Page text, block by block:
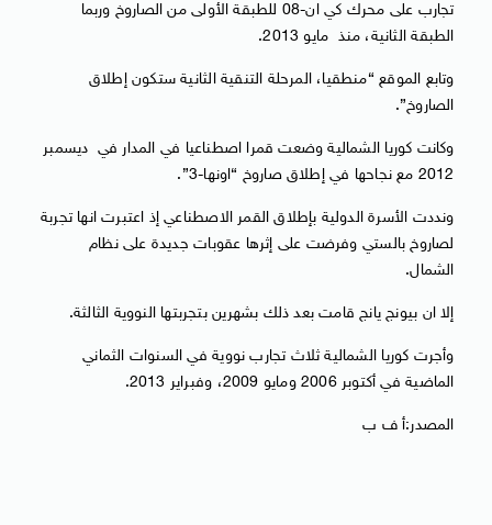
تجارب على محرك كي ان-08 للطبقة الأولى من الصاروخ وربما
الطبقة الثانية، منذ مايو 2013.
وتابع الموقع “منطقيا، المرحلة التنقية الثانية ستكون إطلاق
الصاروخ”.
وكانت كوريا الشمالية وضعت قمرا اصطناعيا في المدار في ديسمبر
2012 مع نجاحها في إطلاق صاروخ “اونها-3”.
ونددت الأسرة الدولية بإطلاق القمر الاصطناعي إذ اعتبرت انها تجربة
لصاروخ بالستي وفرضت على إثرها عقوبات جديدة على نظام
الشمال.
إلا ان بيونج يانج قامت بعد ذلك بشهرين بتجربتها النووية الثالثة.
وأجرت كوريا الشمالية ثلاث تجارب نووية في السنوات الثماني
الماضية في أكتوبر 2006 ومايو 2009، وفبراير 2013.
المصدر:أ ف ب